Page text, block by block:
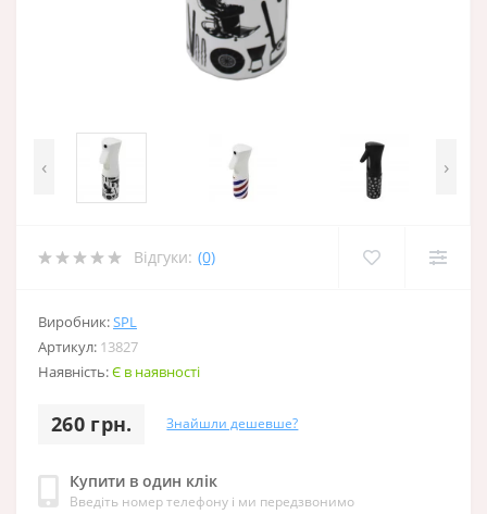
‹ ›
Відгуки: (0)
Виробник:SPL
Артикул: 13827
Наявність:Є в наявності
260 грн. Знайшли дешевше?
Купити в один клік
Введіть номер телефону і ми передзвонимо